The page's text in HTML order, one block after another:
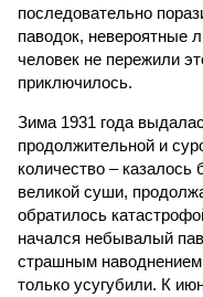
последовательно
паводок, невероятные
человек не пережили
приключилось.
Зима 1931 года
продолжительной и
количество –
великой суши,
обратилось
начался небывалый
страшным
только усугубили. К